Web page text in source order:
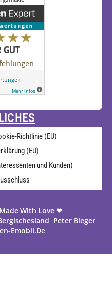
Richtlinie (EU)
(EU)
und Kunden)
With Love ❤
Peter Bieger
Emobil.de